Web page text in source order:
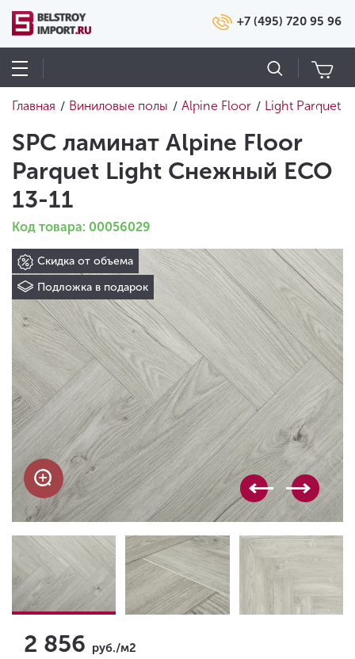
+7 (495) 720 95 96
Главная / Виниловые полы / Alpine Floor / Light Parquet
SPC ламинат Alpine Floor
Parquet Light Снежный ECO
13-11
Код товара: 00056029
Скидка от объема
Подложка в подарок
2 856 руб./м2